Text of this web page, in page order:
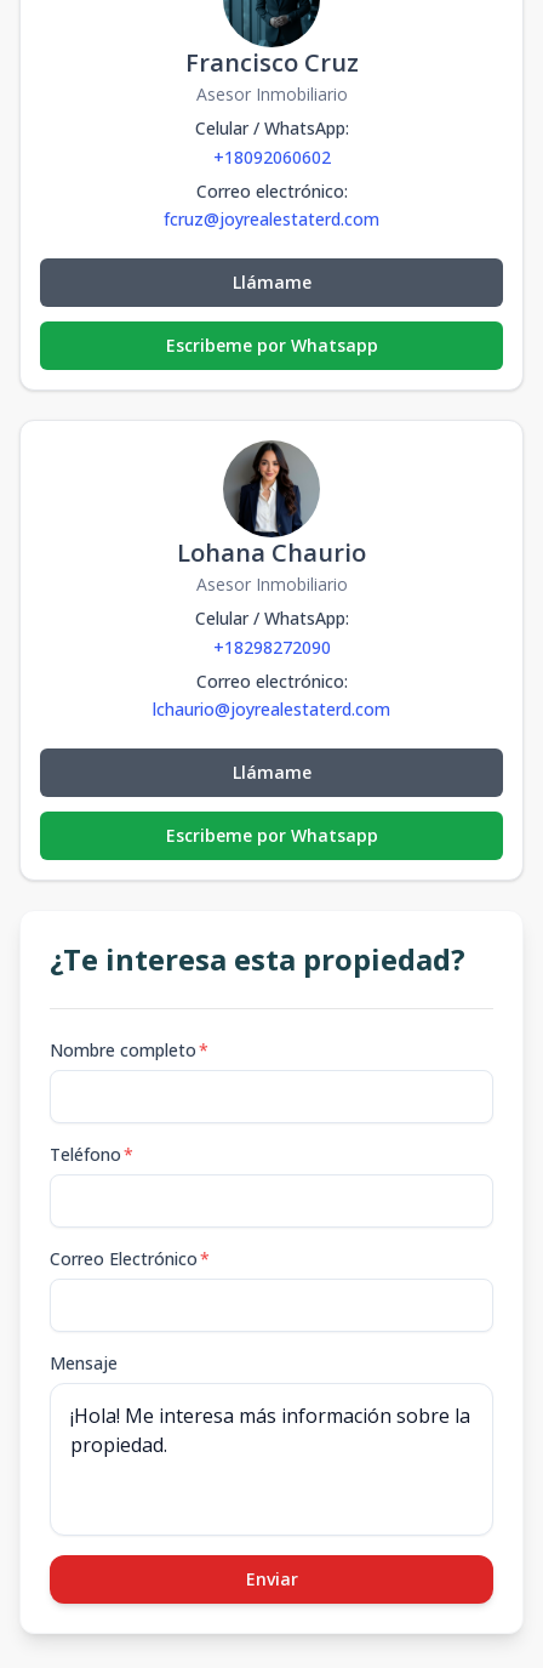
Francisco Cruz
Asesor Inmobiliario
Celular / WhatsApp:
+18092060602
Correo electrónico:
fcruz@joyrealestaterd.com
Llámame
Escribeme por Whatsapp
Lohana Chaurio
Asesor Inmobiliario
Celular / WhatsApp:
+18298272090
Correo electrónico:
lchaurio@joyrealestaterd.com
Llámame
Escribeme por Whatsapp
¿Te interesa esta propiedad?
Nombre completo*
Teléfono*
Correo Electrónico*
Mensaje
Enviar